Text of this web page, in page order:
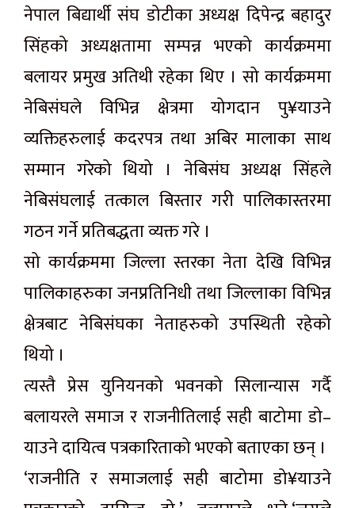
नेपाल बिद्यार्थी संघ डोटीका अध्यक्ष दिपेन्द्र बहादुर
सिंहको अध्यक्षतामा सम्पन्न भएको कार्यक्रममा
बलायर प्रमुख अतिथी रहेका थिए । सो कार्यक्रममा
नेबिसंघले विभिन्न क्षेत्रमा योगदान पु¥याउने
व्यक्तिहरुलाई कदरपत्र तथा अबिर मालाका साथ
सम्मान गरेको थियो । नेबिसंघ अध्यक्ष सिंहले
नेबिसंघलाई तत्काल बिस्तार गरी पालिकास्तरमा
गठन गर्ने प्रतिबद्धता व्यक्त गरे ।
सो कार्यक्रममा जिल्ला स्तरका नेता देखि विभिन्न
पालिकाहरुका जनप्रतिनिधी तथा जिल्लाका विभिन्न
क्षेत्रबाट नेबिसंघका नेताहरुको उपस्थिती रहेको
थियो ।
त्यस्तै प्रेस युनियनको भवनको सिलान्यास गर्दै
बलायरले समाज र राजनीतिलाई सही बाटोमा डो–
याउने दायित्व पत्रकारिताको भएको बताएका छन् ।
‘राजनीति र समाजलाई सही बाटोमा डो¥याउने